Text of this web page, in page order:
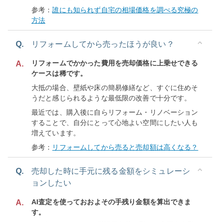
参考：誰にも知られず自宅の相場価格を調べる究極の
方法
Q. リフォームしてから売ったほうが良い？
A.
リフォームでかかった費用を売却価格に上乗せできる
ケースは稀です。
大抵の場合、壁紙や床の簡易修繕など、すぐに住めそ
うだと感じられるような最低限の改善で十分です。
最近では、購入後に自らリフォーム・リノベーション
することで、自分にとって心地よい空間にしたい人も
増えています。
参考： リフォームしてから売ると売却額は高くなる？
Q.
売却した時に手元に残る金額をシミュレーシ
ョンしたい
A.
AI査定を使っておおよその手残り金額を算出できま
す。